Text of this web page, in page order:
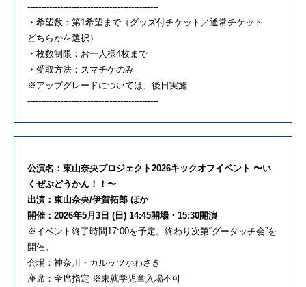
------------------------------------------------
・希望数：第1希望まで（グッズ付チケット／通常チケット
どちらかを選択）
・枚数制限：お一人様4枚まで
・受取方法：スマチケのみ
※アップグレードについては、後日実施
------------------------------------------------
公演名：東山奈央プロジェクト2026キックオフイベント 〜い
くぜぶどうかん！！〜
出演：東山奈央/伊賀拓郎 ほか
開催：2026年5月3日 (日) 14:45開場・15:30開演
※イベント終了時間17:00を予定。終わり次第“グータッチ会”を
開催。
会場：神奈川・カルッツかわさき
座席：全席指定 ※未就学児童入場不可